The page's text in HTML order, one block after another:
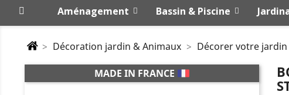
Aménagement Bassin & Piscine
Décoration jardin & Animaux Décorer votre jardin
MADE IN FRANCE